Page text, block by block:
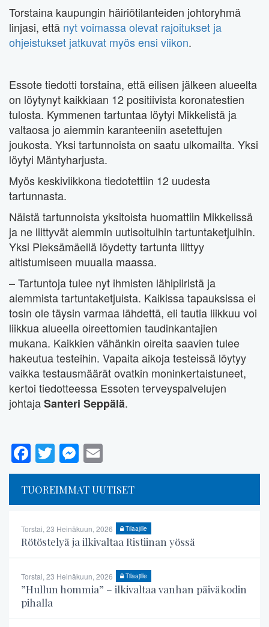
Torstaina kaupungin häiriötilanteiden johtoryhmä
linjasi, että nyt voimassa olevat rajoitukset ja
ohjeistukset jatkuvat myös ensi viikon.
Essote tiedotti torstaina, että eilisen jälkeen alueelta
on löytynyt kaikkiaan 12 positiivista koronatestien
tulosta. Kymmenen tartuntaa löytyi Mikkelistä ja
valtaosa jo aiemmin karanteeniin asetettujen
joukosta. Yksi tartunnoista on saatu ulkomailta. Yksi
löytyi Mäntyharjusta.
Myös keskiviikkona tiedotettiin 12 uudesta
tartunnasta.
Näistä tartunnoista yksitoista huomattiin Mikkelissä
ja ne liittyvät aiemmin uutisoituihin tartuntaketjuihin.
Yksi Pieksämäellä löydetty tartunta liittyy
altistumiseen muualla maassa.
– Tartuntoja tulee nyt ihmisten lähipiiristä ja
aiemmista tartuntaketjuista. Kaikissa tapauksissa ei
tosin ole täysin varmaa lähdettä, eli tautia liikkuu voi
liikkua alueella oireettomien taudinkantajien
mukana. Kaikkien vähänkin oireita saavien tulee
hakeutua testeihin. Vapaita aikoja testeissä löytyy
vaikka testausmäärät ovatkin moninkertaistuneet,
kertoi tiedotteessa Essoten terveyspalvelujen
johtajaSanteri Seppälä.
Facebook
TwitterMessenger
TUOREIMMAT UUTISET
Torstai, 23 Heinäkuun, 2026 Tilaajille
Rötöstelyä ja ilkivaltaa Ristiinan yössä
Torstai, 23 Heinäkuun, 2026 Tilaajille
”Hullun hommia” – ilkivaltaa vanhan päiväkodin
pihalla